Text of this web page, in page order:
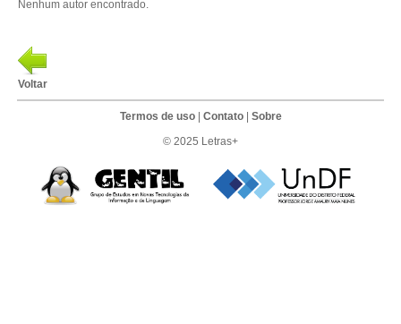
Nenhum autor encontrado.
Voltar
Termos de uso| Contato| Sobre
© 2025 Letras+